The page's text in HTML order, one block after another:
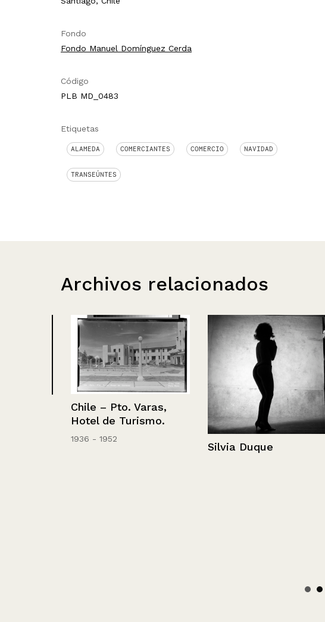
Fondo
Fondo Manuel Domínguez Cerda
Código
PLB MD_0483
Etiquetas
ALAMEDA COMERCIANTES COMERCIO NAVIDAD
TRANSEÚNTES
Archivos relacionados
Chile – Pto. Varas,
Hotel de Turismo.
1936 - 1952
Silvia Duque